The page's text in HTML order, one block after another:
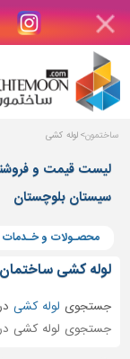
دکوراسیون
بتن
های
بتنی
درب
پنجره
مصالح
پله،
نرده
ساختمون لوله کشی
لیست قیمت و
سیستان بلوچستان
محصـولات و خـدمات
لوله کشی ساختمان
جستجوی لوله کشی
جستجوی لوله کشی در